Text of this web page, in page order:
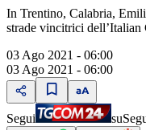
In Trentino, Calabria,
strade vincitrici dell’Italian
03 Ago 2021 - 06:00
03 Ago 2021 - 06:00
Segui su